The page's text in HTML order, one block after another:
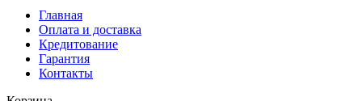
Главная
Оплата и доставка
Кредитование
Гарантия
Контакты